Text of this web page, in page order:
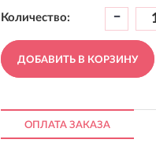
Количество: -
ДОБАВИТЬ В КОРЗИНУ
ОПЛАТА ЗАКАЗА